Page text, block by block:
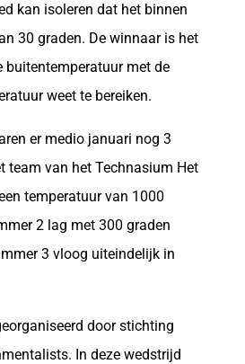
kan isoleren dat het binnen
30 graden. De winnaar is het
buitentemperatuur met de
weet te bereiken.
er medio januari nog 3
team van het Technasium Het
temperatuur van 1000
2 lag met 300 graden
3 vloog uiteindelijk in
door stichting
In deze wedstrijd